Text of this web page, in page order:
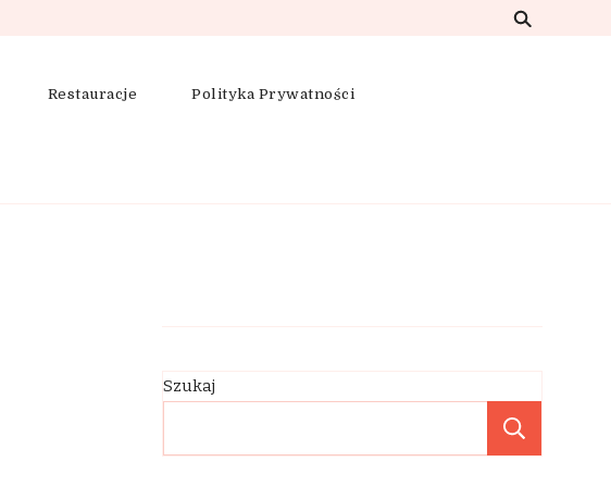
Restauracje Polityka Prywatności
Szukaj